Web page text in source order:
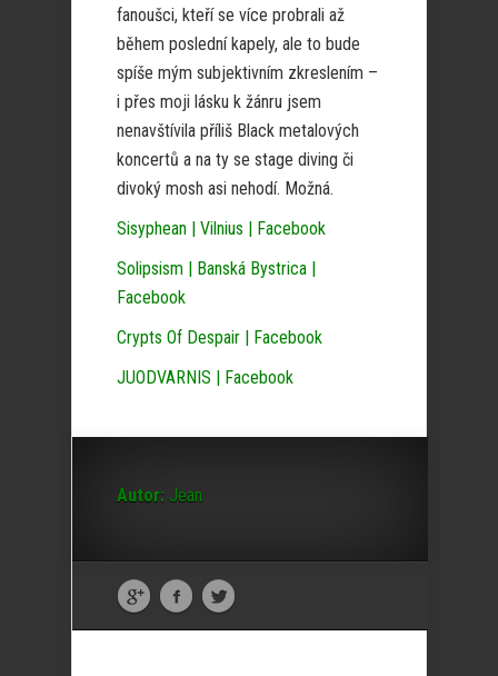
fanoušci, kteří se více probrali až
během poslední kapely, ale to bude
spíše mým subjektivním zkreslením –
i přes moji lásku k žánru jsem
nenavštívila příliš Black metalových
koncertů a na ty se stage diving či
divoký mosh asi nehodí. Možná.
Sisyphean | Vilnius | Facebook
Solipsism | Banská Bystrica |
Facebook
Crypts Of Despair | Facebook
JUODVARNIS | Facebook
Autor: Jean